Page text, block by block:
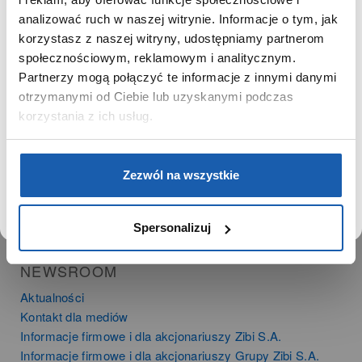
analizować ruch w naszej witrynie. Informacje o tym, jak
korzystasz z naszej witryny, udostępniamy partnerom
społecznościowym, reklamowym i analitycznym.
Partnerzy mogą połączyć te informacje z innymi danymi
otrzymanymi od Ciebie lub uzyskanymi podczas
korzystania z ich usług.
Zezwól na wszystkie
Spersonalizuj
PRODUKTY
Zegarki
Instrumenty muzyczne
Kalkulatory
SIECI SPRZEDAŻY
Salony muzyczne Riff
NEWSROOM
Aktualności
Kontakt dla mediów
Informacje firmowe i dla akcjonariuszy Zibi S.A.
Informacje firmowe i dla akcjonariuszy Grupy Zibi S.A.
SZANOWNA UŻYTKOWNICZKO
Używamy plików cookie w celach analitycznych,
statystycznych i marketingowych, w tym aby analizować
ruch w tej witrynie, optymalizować jej działanie oraz
zapamiętywać Twoje preferencje.